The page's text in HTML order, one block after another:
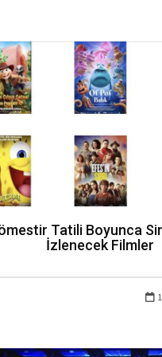
Tatili Boyunca
İzlenecek Filmler